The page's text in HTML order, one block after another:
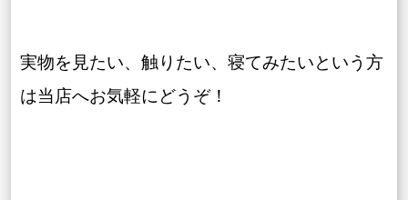
実物を見たい、触りたい、寝てみたいという方
は当店へお気軽にどうぞ！